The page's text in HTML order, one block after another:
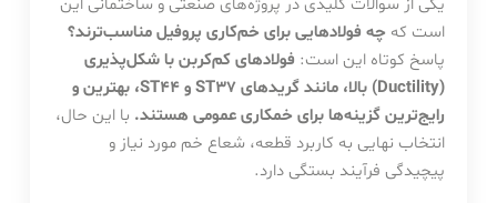
یکی از سوالات کلیدی در پروژه‌های صنعتی و ساختمانی این
است که چه فولادهایی برای خم‌کاری پروفیل مناسب‌ترند؟
پاسخ کوتاه این است: فولادهای کم‌کربن با شکل‌پذیری
(Ductility) بالا، مانند گریدهای ST37 و ST44، بهترین و
رایج‌ترین گزینه‌ها برای خمکاری عمومی هستند. با این حال،
انتخاب نهایی به کاربرد قطعه، شعاع خم مورد نیاز و
پیچیدگی فرآیند بستگی دارد.